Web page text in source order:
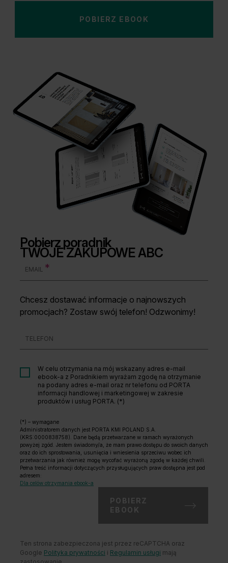
POBIERZ EBOOK
Pobierz poradnik
TWOJE ZAKUPOWE ABC
EMAIL *
Chcesz dostawać informacje o najnowszych
promocjach? Zostaw swój telefon! Odzwonimy!
TELEFON
W celu otrzymania na mój wskazany adres e-mail
ebook-a z Poradnikiem wyrażam zgodę na otrzymanie
na podany adres e-mail oraz nr telefonu od PORTA
informacji handlowej i marketingowej w zakresie
produktów i usług PORTA. (*)
(*) – wymagane
Administratorem danych jest PORTA KMI POLAND S.A.
(KRS:0000838758). Dane będą przetwarzane w ramach wyrażonych
powyżej zgód. Jestem świadomy/a, że mam prawo dostępu do swoich danych
oraz do ich sprostowania, usunięcia i wniesienia sprzeciwu wobec ich
przetwarzania jak również mogę wycofać wyrażoną zgodę w każdej chwili.
Pełna treść informacji dotyczących przysługujących praw dostępna jest pod
adresem:
Dla celów otrzymania ebook-a
POBIERZ
EBOOK
Ten strona zabezpieczona jest przez reCAPTCHA oraz
Google Polityka prywatności i Regulamin usługi mają